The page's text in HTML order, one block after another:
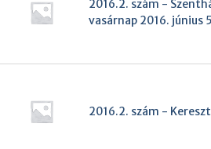
2016.2. szám -
vasárnap 2016. június
2016.2. szám -